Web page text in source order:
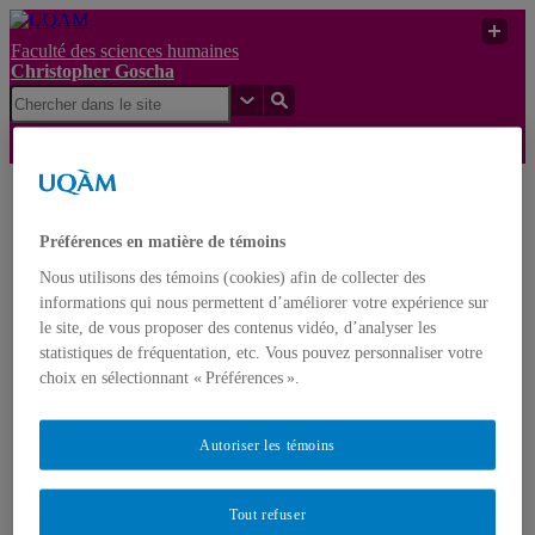
Faculté des sciences humaines
Christopher Goscha
UQAM
Goscha
Vietnam, 1945-47 »
Christopher Goscha
Nouveaux projets de recherche – New Research Projects
Articles (En ligne – Online)
Comptes rendus – Reviews
Tables Rondes – Roundtables / Entrées de dictionnaire et
d’encyclopédie – Dictionary and encyclopedia entries
Conférences vidéos et médias – Video Conferences and
Préférences en matière de témoins
Nous utilisons des témoins (cookies) afin de collecter des
informations qui nous permettent d’améliorer votre expérience sur
le site, de vous proposer des contenus vidéo, d’analyser les
statistiques de fréquentation, etc. Vous pouvez personnaliser votre
choix en sélectionnant « Préférences ».
Tout refuser
Autoriser les témoins